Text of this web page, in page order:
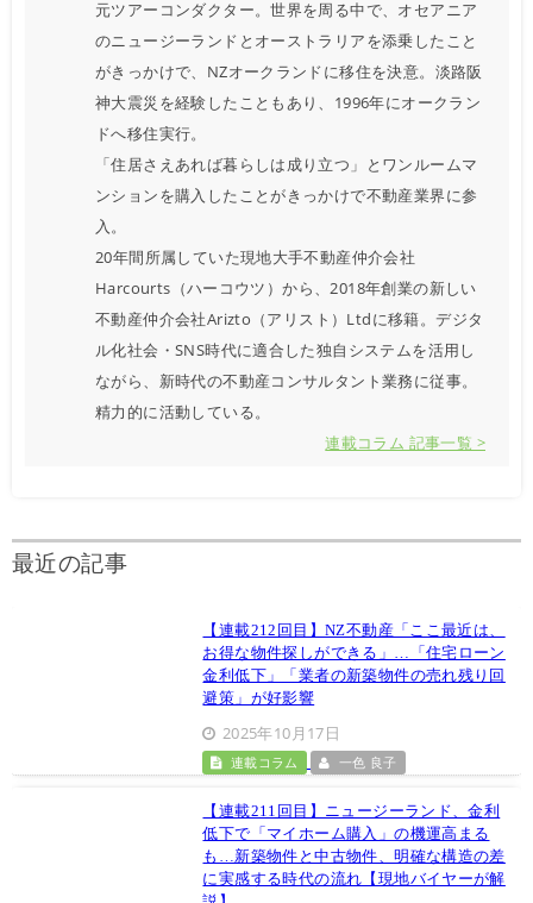
元ツアーコンダクター。世界を周る中で、オセアニア
のニュージーランドとオーストラリアを添乗したこと
がきっかけで、NZオークランドに移住を決意。淡路阪
神大震災を経験したこともあり、1996年にオークラン
ドへ移住実行。
「住居さえあれば暮らしは成り立つ」とワンルームマ
ンションを購入したことがきっかけで不動産業界に参
入。
20年間所属していた現地大手不動産仲介会社
Harcourts（ハーコウツ）から、2018年創業の新しい
不動産仲介会社Arizto（アリスト）Ltdに移籍。デジタ
ル化社会・SNS時代に適合した独自システムを活用し
ながら、新時代の不動産コンサルタント業務に従事。
精力的に活動している。
連載コラム 記事一覧 >
最近の記事
【連載212回目】NZ不動産「ここ最近は、
お得な物件探しができる」…「住宅ローン
金利低下」「業者の新築物件の売れ残り回
避策」が好影響
2025年10月17日
連載コラム 一色 良子
【連載211回目】ニュージーランド、金利
低下で「マイホーム購入」の機運高まる
も…新築物件と中古物件、明確な構造の差
に実感する時代の流れ【現地バイヤーが解